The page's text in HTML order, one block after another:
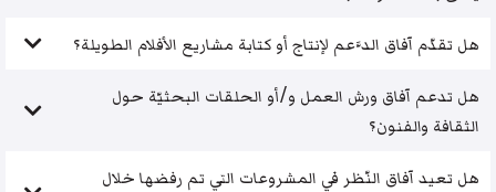
هل تقدّم آفاق الدَّعم لإنتاج أو كتابة مشاريع الأفلام الطويلة؟
هل تدعم آفاق ورش العمل و/أو الحلقات البحثيّة حول
الثقافة والفنون؟
هل تعيد آفاق النّظر في المشروعات التي تم رفضها خلال